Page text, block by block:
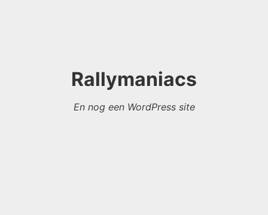
Rallymaniacs
En nog een WordPress site